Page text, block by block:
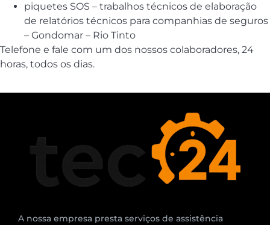
piquetes SOS – trabalhos técnicos de elaboração
de relatórios técnicos para companhias de seguros
– Gondomar – Rio Tinto
Telefone e fale com um dos nossos colaboradores, 24
horas, todos os dias.
A nossa empresa presta serviços de assistência